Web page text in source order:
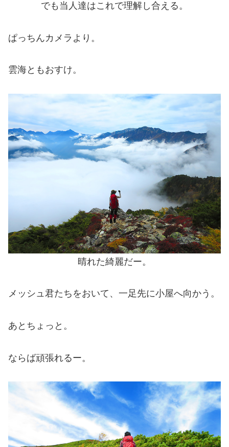
でも当人達はこれで理解し合える。
ぱっちんカメラより。
雲海ともおすけ。
晴れた綺麗だー。
メッシュ君たちをおいて、一足先に小屋へ向かう。
あとちょっと。
ならば頑張れるー。